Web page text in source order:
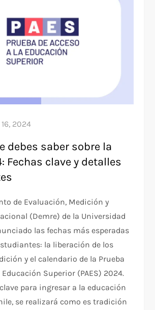
debes saber sobre la
Fechas clave y detalles
de Evaluación, Medición y
(Demre) de la Universidad
las fechas más esperadas
la liberación de los
y el calendario de la Prueba
Educación Superior (PAES) 2024.
para ingresar a la educación
se realizará como es tradición